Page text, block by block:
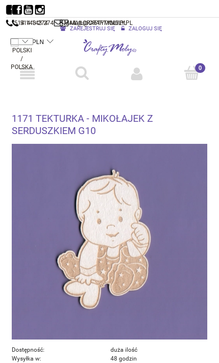
514 143 274 MAIL@CRAFTYMOLY.PL
ZAREJESTRUJ SIĘ ZALOGUJ SIĘ
514 143 274 MAIL@CRAFTYMOLY.PL
1171 TEKTURKA - MIKOŁAJEK Z
SERDUSZKIEM G10
Dostępność:
duża ilość
Wysyłka w:
48 godzin